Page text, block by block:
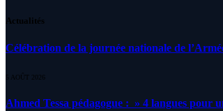
Actualités
Célébration de la journée nationale de
5 AOÛT 2026
Ahmed Tessa pédagogue : » 4 langues pour